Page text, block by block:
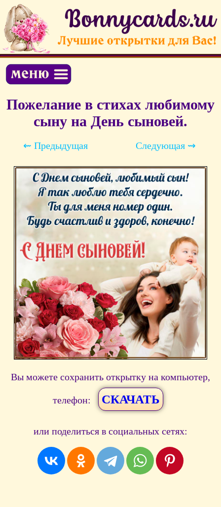
Пожелание в стихах любимому
сыну на День сыновей.
⇜ Предыдущая Следующая ⇝
Вы можете сохранить открытку на компьютер,
телефон: СКАЧАТЬ
или поделиться в социальных сетях: